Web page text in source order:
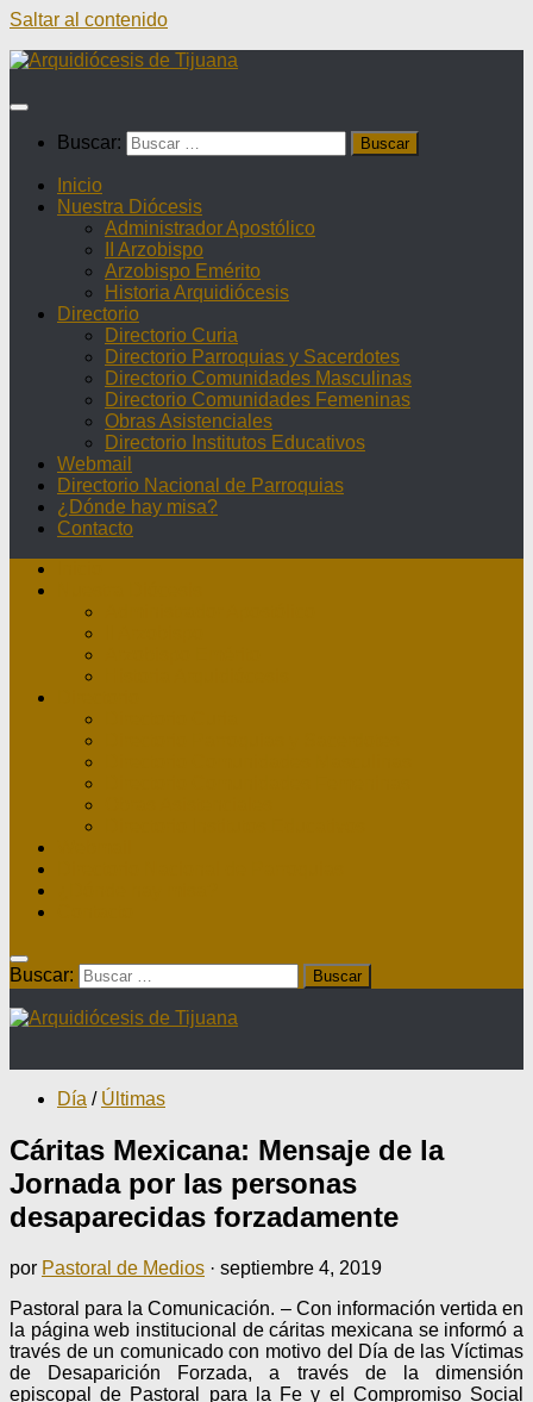
Saltar al contenido
Buscar:
Inicio
Nuestra Diócesis
Administrador Apostólico
II Arzobispo
Arzobispo Emérito
Historia Arquidiócesis
Directorio
Directorio Curia
Directorio Parroquias y Sacerdotes
Directorio Comunidades Masculinas
Directorio Comunidades Femeninas
Obras Asistenciales
Directorio Institutos Educativos
Webmail
Directorio Nacional de Parroquias
¿Dónde hay misa?
Contacto
Buscar:
Día / Últimas
Cáritas Mexicana: Mensaje de la
Jornada por las personas
desaparecidas forzadamente
por Pastoral de Medios · septiembre 4, 2019
Pastoral para la Comunicación. – Con información vertida en
la página web institucional de cáritas mexicana se informó a
través de un comunicado con motivo del Día de las Víctimas
de Desaparición Forzada, a través de la dimensión
episcopal de Pastoral para la Fe y el Compromiso Social